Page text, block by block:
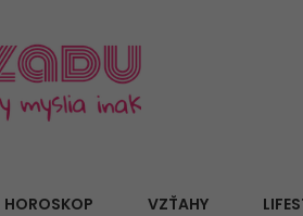
HOROSKOP VZŤAHY